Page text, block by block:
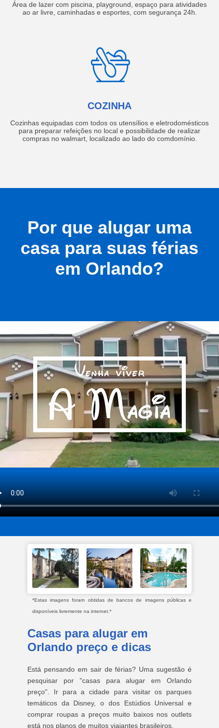
Área de lazer com piscina, playground, espaço para atividades
ao ar livre, caminhadas e esportes, com segurança 24h.
COZINHA
Cozinhas equipadas com todos os utensílios e eletrodomésticos
para preparar refeições no local e possibilidade de realizar
compras no walmart, localizado ao lado do comdomínio.
Por que alugar uma
casa para suas férias
em Orlando?
*Estas imagens foram obtidas de bancos de imagens públicas e
disponíveis livremente na internet.*
Casas para alugar em
Orlando preço e dicas
Está pensando em sair de férias? Uma sugestão é
pesquisar por "casas para alugar em Orlando
preço". Ir para a cidade para visitar os parques
temáticos da Disney, o dos Estúdios Universal e
comprar roupas a preços muito baixos nos outlets
está nos planos de muitos viajantes brasileiros.